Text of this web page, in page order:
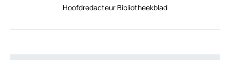
Hoofdredacteur Bibliotheekblad